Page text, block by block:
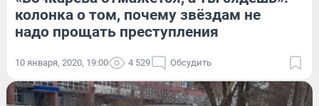
колонка о том, почему звёздам не
надо прощать преступления
10 января, 2020, 19:00 4 529 Обсудить